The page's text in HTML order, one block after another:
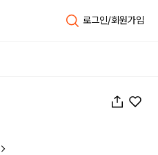
로그인/회원가입